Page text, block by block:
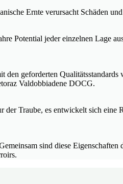
Ernte verursacht Schäden
Potential jeder einzelnen Lage
geforderten
Valdobbiadene DOCG.
Traube, es entwickelt sich eine
sind diese